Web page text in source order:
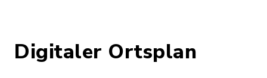
Digitaler Ortsplan